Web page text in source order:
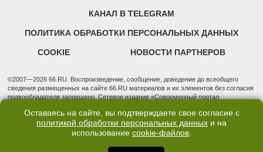
КАНАЛ В TELEGRAM
ПОЛИТИКА ОБРАБОТКИ ПЕРСОНАЛЬНЫХ ДАННЫХ
COOKIE НОВОСТИ ПАРТНЕРОВ
©2007—2026 66.RU. Воспроизведение, сообщение, доведение до всеобщего
сведения размещенных на сайте 66.RU материалов и их элементов без согласия
правообладателя запрещено. Сетевое издание «Современный портал
надзору в сфере связи, информационных технологий и массовых коммуникаций
(Роскомнадзор). Регистрационный номер ЭЛ № ФС 77 - 76634 от 02.09.2019
Учредитель: Общество с ограниченной ответственностью "66.ру". Юридический
3, оф. 7015 Фактический адрес редакции и отдела продаж: 620014, Свердловская
Оставаясь на сайте, вы подтверждаете свое согласие с
политикой обработки персональных данных и на
использование cookie-файлов.